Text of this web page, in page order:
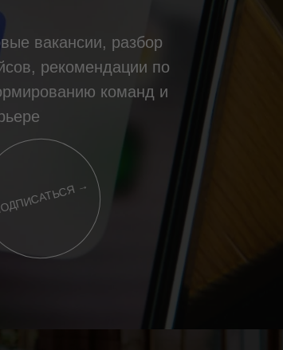
вакансии, разбор
рекомендации по
команд и
→